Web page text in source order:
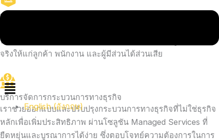
Menu
English(อังกฤษ)
บริการที่ปรึกษาทางธุรกิจ
ปรับตัวต่อการเปลี่ยนแปลงอย่างคล่องตัว และสร้างมูลค่าที่แท้
จริงให้แก่ลูกค้า พนักงาน และผู้มีส่วนได้ส่วนเสีย
บริการจัดการกระบวนการทางธุรกิจ
เราช่วยออกแบบและปรับปรุงกระบวนการทางธุรกิจที่ไม่ใช่ธุรกิจ
หลักเพื่อเพิ่มประสิทธิภาพ ผ่านโซลูชัน Managed Services ที่
ยืดหยุ่นและบูรณาการได้ง่าย ซึ่งตอบโจทย์ความต้องการในการ